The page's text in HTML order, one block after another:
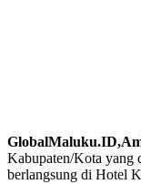
Kabupaten/Kota yang
berlangsung di Hotel